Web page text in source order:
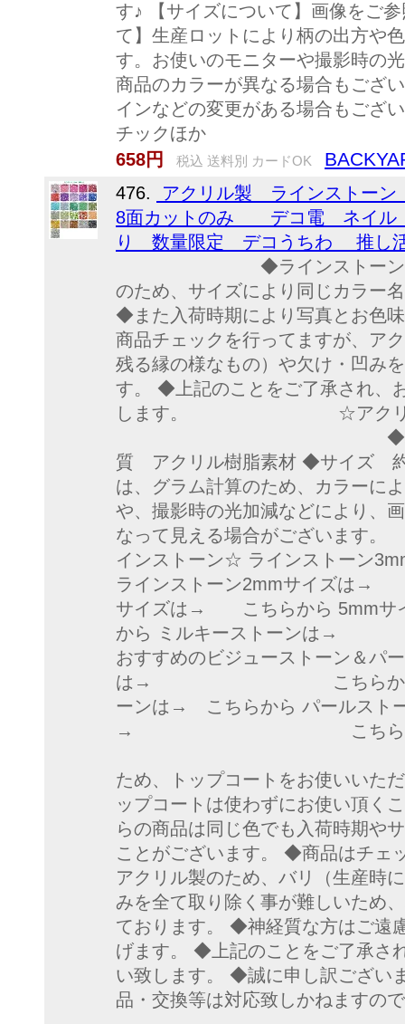
す♪ 【サイズについて】画像をご
て】生産ロットにより柄の出方や
す。お使いのモニターや撮影時の
商品のカラーが異なる場合もござ
インなどの変更がある場合もござ
チックほか
658円
税込 送料別 カードOK
476.
アクリル製 ラインス
8面カットのみ デコ電 ネイル
り 数量限定 デコうちわ 推し
◆ラインストーンの注
のため、サイズにより同じカラー
◆また入荷時期により写真とお色
商品チェックを行ってますが、ア
残る縁の様なもの）や欠け・凹み
す。 ◆上記のことをご了承され、
します。 ☆アクリル
◆材質◆サイ
質 アクリル樹脂素材 ◆サイズ
は、グラム計算のため、カラーに
や、撮影時の光加減などにより、
なって見える場合がご
インストーン☆ ラインストーン
ラインストーン2mmサイズは→
サイズは→ こちらから 5mm
から ミルキースト
おすすめのビジューストーン＆パ
は→ こちらから ランダ
ーンは→ こちらから パールスト
→ こちらか
ため、トップコートをお使いいた
ップコートは使わずにお使い頂く
らの商品は同じ色でも入荷時期や
ことがございます。 ◆商品はチェ
アクリル製のため、バリ（生産時
みを全て取り除く事が難しいため
ております。 ◆神経質な方はご遠
げます。 ◆上記のことをご了承さ
い致します。 ◆誠に申し訳ござい
品・交換等は対応致しかねますの